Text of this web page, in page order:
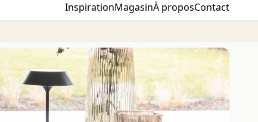
InspirationMagasinÀ proposContact